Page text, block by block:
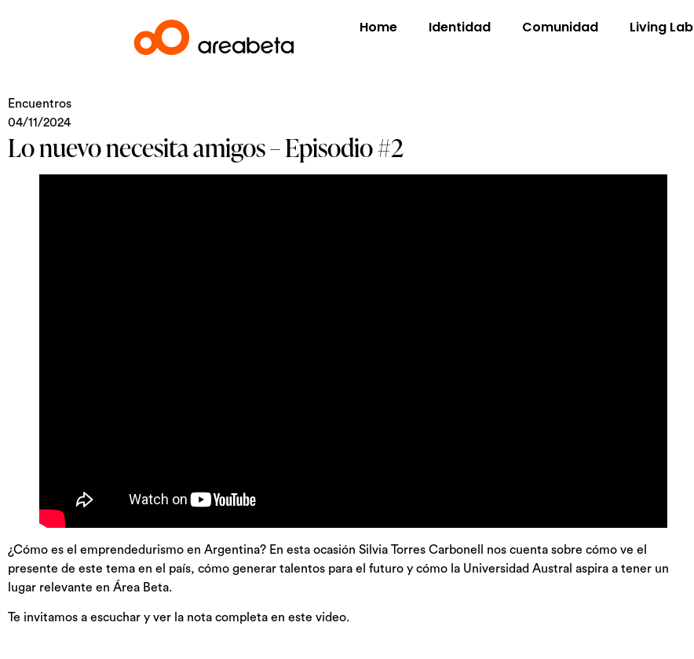
Home Identidad Comunidad Living Lab
Encuentros
04/11/2024
Lo nuevo necesita amigos – Episodio #2
¿Cómo es el emprendedurismo en Argentina? En esta ocasión Silvia Torres Carbonell nos cuenta sobre cómo ve el
presente de este tema en el país, cómo generar talentos para el futuro y cómo la Universidad Austral aspira a tener un
lugar relevante en Área Beta.
Te invitamos a escuchar y ver la nota completa en este video.